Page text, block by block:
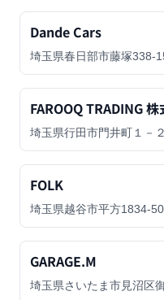
Dande Cars
埼玉県春日部市藤塚338-
FAROOQ TRADING
埼玉県行田市門井町１－
FOLK
埼玉県越谷市平方1834-50
GARAGE.M
埼玉県さいたま市見沼区